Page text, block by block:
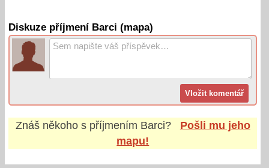
Diskuze příjmení Barci (mapa)
Znáš někoho s příjmením Barci?
Pošli mu jeho
mapu!